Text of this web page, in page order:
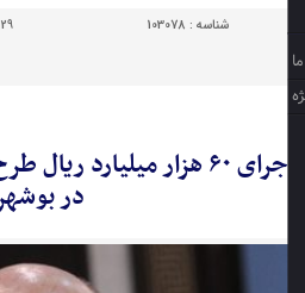
شناسه :103078
اجرای ۶۰ هزار میلیارد
در بوشهر